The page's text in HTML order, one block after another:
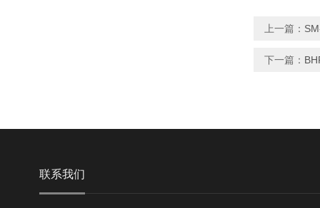
上一篇：
下一篇：
联系我们